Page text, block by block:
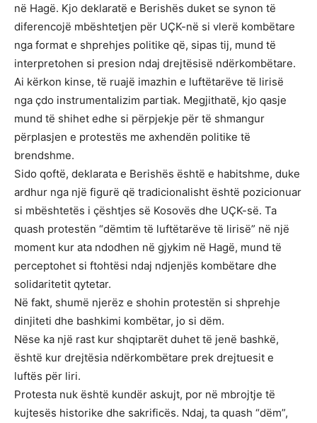
në Hagë. Kjo deklaratë e Berishës duket se synon të
diferencojë mbështetjen për UÇK-në si vlerë kombëtare
nga format e shprehjes politike që, sipas tij, mund të
interpretohen si presion ndaj drejtësisë ndërkombëtare.
Ai kërkon kinse, të ruajë imazhin e luftëtarëve të lirisë
nga çdo instrumentalizim partiak. Megjithatë, kjo qasje
mund të shihet edhe si përpjekje për të shmangur
përplasjen e protestës me axhendën politike të
brendshme.
Sido qoftë, deklarata e Berishës është e habitshme, duke
ardhur nga një figurë që tradicionalisht është pozicionuar
si mbështetës i çështjes së Kosovës dhe UÇK-së. Ta
quash protestën “dëmtim të luftëtarëve të lirisë” në një
moment kur ata ndodhen në gjykim në Hagë, mund të
perceptohet si ftohtësi ndaj ndjenjës kombëtare dhe
solidaritetit qytetar.
Në fakt, shumë njerëz e shohin protestën si shprehje
dinjiteti dhe bashkimi kombëtar, jo si dëm.
Nëse ka një rast kur shqiptarët duhet të jenë bashkë,
është kur drejtësia ndërkombëtare prek drejtuesit e
luftës për liri.
Protesta nuk është kundër askujt, por në mbrojtje të
kujtesës historike dhe sakrificës. Ndaj, ta quash “dëm”,